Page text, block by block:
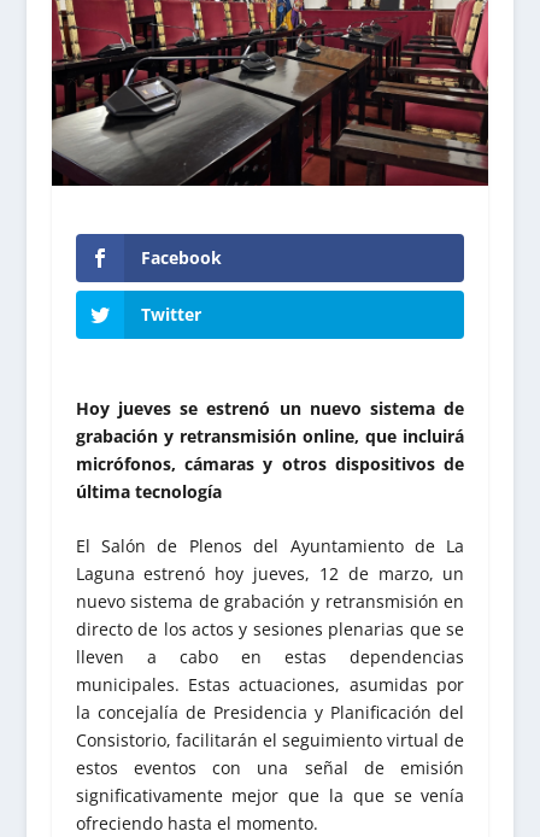
Facebook
Twitter
Hoy jueves se estrenó un nuevo sistema de
grabación y retransmisión online, que incluirá
micrófonos, cámaras y otros dispositivos de
última tecnología
El Salón de Plenos del Ayuntamiento de La
Laguna estrenó hoy jueves, 12 de marzo, un
nuevo sistema de grabación y retransmisión en
directo de los actos y sesiones plenarias que se
lleven a cabo en estas dependencias
municipales. Estas actuaciones, asumidas por
la concejalía de Presidencia y Planificación del
Consistorio, facilitarán el seguimiento virtual de
estos eventos con una señal de emisión
significativamente mejor que la que se venía
ofreciendo hasta el momento.